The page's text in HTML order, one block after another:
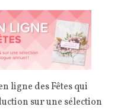
ligne des Fêtes qui
sur une sélection